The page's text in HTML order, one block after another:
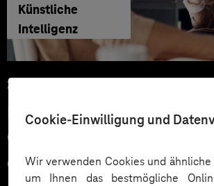
Cookie-Einwilligung und
Wir verwenden Cookies und ähnliche
um Ihnen das bestmögliche
Künstliche
Intelligenz
29.06.2026
KI‑Agenten im HR:
Cases, KPIs und
entlang der Employee